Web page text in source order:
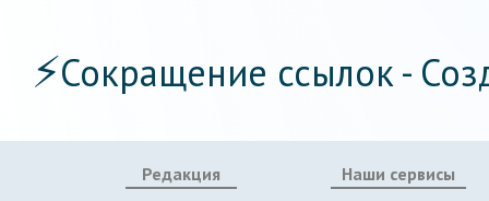
⚡Сокращение ссылок -
Редакция
Наши сервисы